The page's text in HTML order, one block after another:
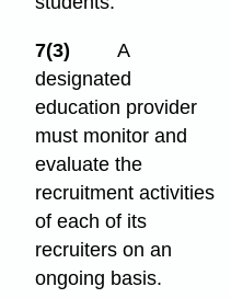
7(3)
A
designated
education provider
must monitor and
evaluate the
recruitment activities
of each of its
recruiters on an
ongoing basis.